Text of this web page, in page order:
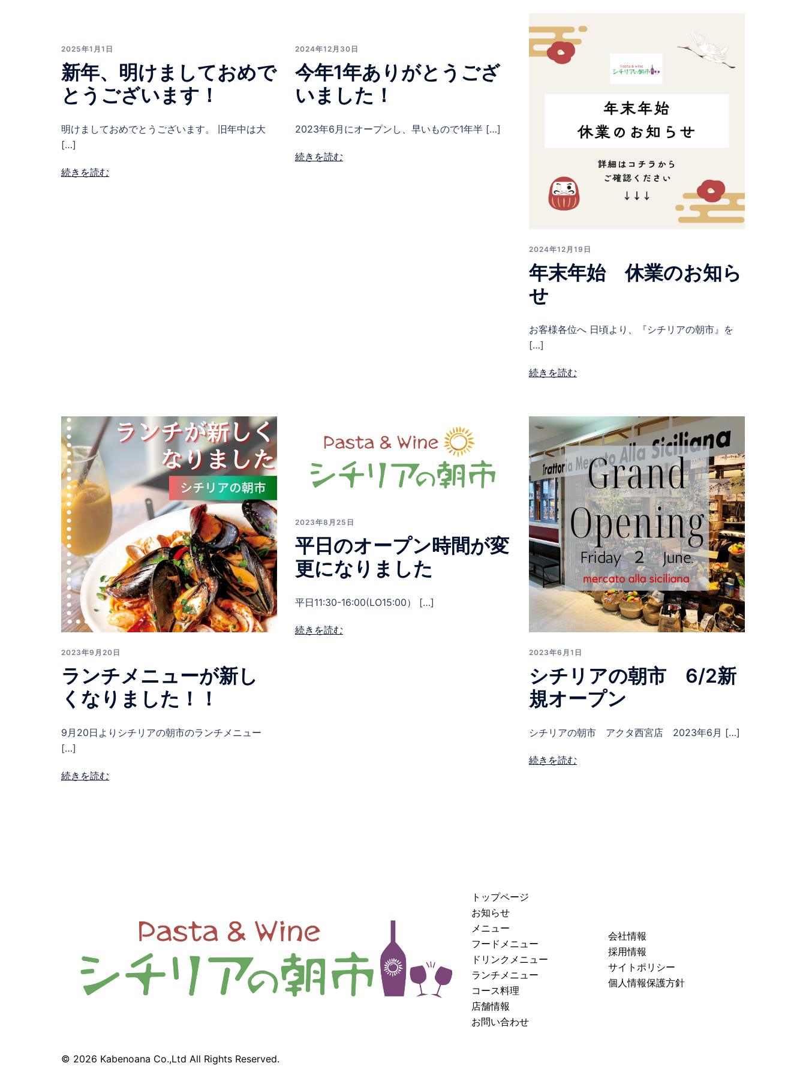
2025年1月1日
新年、明けましておめで
とうございます！
明けましておめでとうございます。 旧年中は大
[…]
続きを読む
2024年12月30日
今年1年ありがとうござ
いました！
2023年6月にオープンし、早いもので1年半 […]
続きを読む
2024年12月19日
年末年始 休業のお知ら
せ
お客様各位へ 日頃より、『シチリアの朝市』を
[…]
続きを読む
2023年9月20日
ランチメニューが新し
くなりました！！
9月20日よりシチリアの朝市のランチメニュー
[…]
続きを読む
2023年8月25日
平日のオープン時間が変
更になりました
平日11:30-16:00(LO15:00） […]
続きを読む
2023年6月1日
シチリアの朝市 6/2新
規オープン
シチリアの朝市 アクタ西宮店 2023年6月 […]
続きを読む
トップページ
お知らせ
メニュー
フードメニュー
ドリンクメニュー
ランチメニュー
コース料理
店舗情報
お問い合わせ
会社情報
採用情報
サイトポリシー
個人情報保護方針
© 2026 Kabenoana Co.,Ltd All Rights Reserved.